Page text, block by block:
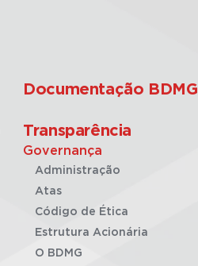
Documentação BDMG
Transparência
Governança
Administração
Atas
Código de Ética
Estrutura Acionária
O BDMG